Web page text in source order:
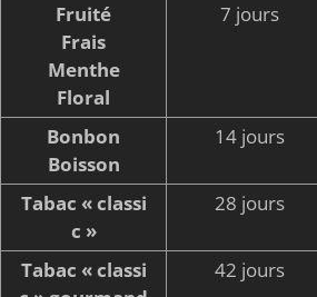
Fruité
Frais
Menthe
Floral
7 jours
Bonbon
Boisson
14 jours
Tabac « classi
c »
28 jours
Tabac « classi
42 jours